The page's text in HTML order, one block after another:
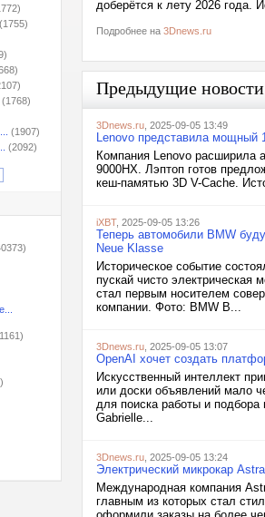
(1755)
(1768)
(1907)
(2092)
доберётся к лету 2026 года.
Подробнее на 3Dnews.ru
Предыдущие новости
3Dnews.ru , 2025-09-05 13:49
Lenovo представила мощный
Компания Lenovo расширила
9000HX. Лэптоп готов
кеш-памятью 3D V-Cache.
iXBT, 2025-09-05 13:26
Теперь автомобили BMW
Neue Klasse
Историческое событие
пускай чисто электрическая
стал первым носителем
компании. Фото: BMW В...
3Dnews.ru , 2025-09-05 13:07
OpenAI хочет создать
Искусственный интеллект
или доски объявлений мало
для поиска работы и подбора
Gabrielle...
3Dnews.ru , 2025-09-05 13:24
Электрический микрокар
Международная компания
главным из которых стал